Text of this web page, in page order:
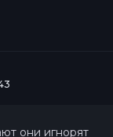
они игнорят